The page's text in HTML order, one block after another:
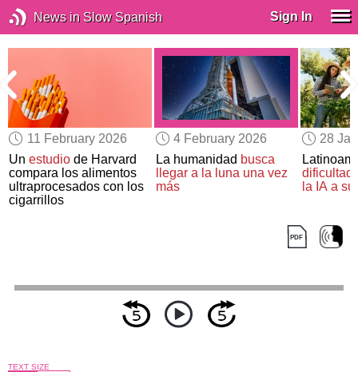
News in Slow Spanish Sign In
11 February 2026
Unestudio de Harvard
compara los alimentos
ultraprocesados con los
cigarrillos
4 February 2026
La humanidad busca
llegar a la luna una vez
más
28
la IA a
TEXT SIZE